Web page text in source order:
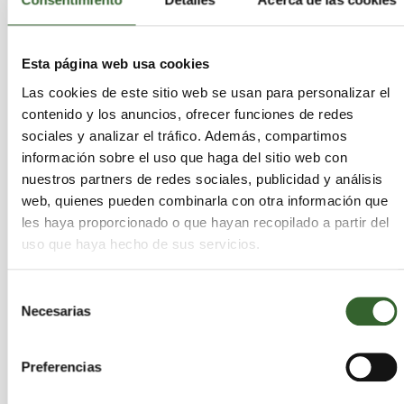
Esta página web usa cookies
Las cookies de este sitio web se usan para personalizar el
contenido y los anuncios, ofrecer funciones de redes
sociales y analizar el tráfico. Además, compartimos
información sobre el uso que haga del sitio web con
nuestros partners de redes sociales, publicidad y análisis
web, quienes pueden combinarla con otra información que
les haya proporcionado o que hayan recopilado a partir del
uso que haya hecho de sus servicios.
Necesarias
Preferencias
elaborar un informe sobre el coste en la gestión
del tratamiento de residuos asociado a los
Por su parte, Gonzalo de Oro (Vox) ha defendido
el voto a favor de su grupo a la iniciativa porque
"rebaja la presión fiscal" y ha dicho que es la
primera vez que ve a ERC presentar una
propuesta en este sentido.
La concejal de Junts Francina Vila ha dicho que la
propuesta les "sorprende", dado que los
fiscal asfixiando a los barceloneses, ha dicho,
turismofóbico, textualmente.